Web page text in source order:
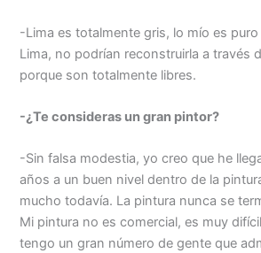
-Lima es totalmente gris, lo mío es puro
Lima, no podrían reconstruirla a través
porque son totalmente libres.
-¿Te consideras un gran pintor?
-Sin falsa modestia, yo creo que he
años a un buen nivel dentro de la
mucho todavía. La pintura nunca se
Mi pintura no es comercial, es muy
tengo un gran número de gente que